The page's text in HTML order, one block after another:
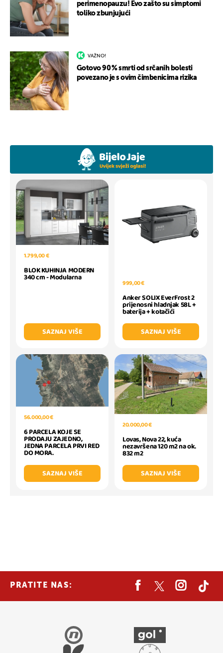
perimenopauzu! Evo zašto su simptomi
toliko zbunjujući
VAŽNO!
Gotovo 90 % smrti od srčanih bolesti
povezano je s ovim čimbenicima rizika
1.799,00 €
BLOK KUHINJA MODERN
340 cm - Modularna
SAZNAJ VIŠE
999,00 €
Anker SOLIX EverFrost 2
prijenosni hladnjak 58L +
baterija + kotačići
SAZNAJ VIŠE
56.000,00 €
6 PARCELA KOJE SE
PRODAJU ZAJEDNO,
JEDNA PARCELA PRVI RED
DO MORA.
SAZNAJ VIŠE
20.000,00 €
Lovas, Nova 22, kuća
nezavršena 120 m2 na ok.
832 m2
SAZNAJ VIŠE
PRATITE NAS: